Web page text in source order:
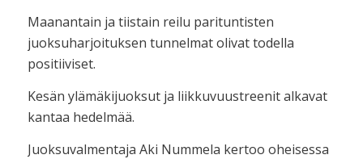
Maanantain ja tiistain reilu parituntisten
juoksuharjoituksen tunnelmat olivat todella
positiiviset.
Kesän ylämäkijuoksut ja liikkuvuustreenit alkavat
kantaa hedelmää.
Juoksuvalmentaja Aki Nummela kertoo oheisessa